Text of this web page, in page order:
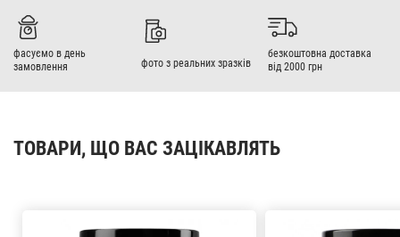
фасуємо в день
замовлення
фото з реальних зразків
безкоштовна доставка
від 2000 грн
ТОВАРИ, ЩО ВАС ЗАЦІКАВЛЯТЬ